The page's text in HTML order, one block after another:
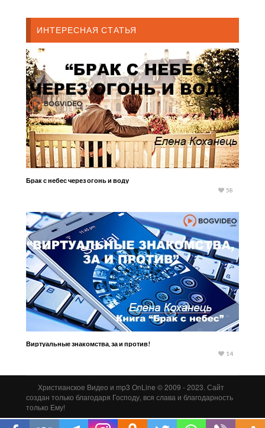
ИНТЕРЕСНАЯ СТАТЬЯ
Брак с небес через огонь и воду
58
Виртуальные знакомства, за и против!
14
Христианское Видео и mp3 OnLine © 2009 - 2023. Сайт
создан только благодаря Господу, вся слава и благодарность
только Ему!